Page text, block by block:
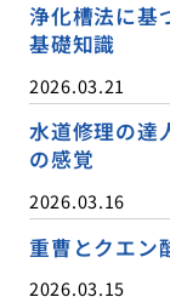
浄化槽法に基
基礎知識
2026.03.21
水道修理の達
の感覚
2026.03.16
重曹とクエン
2026.03.15